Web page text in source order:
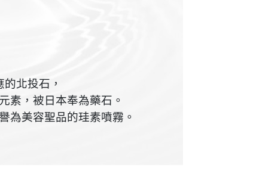
北投石，
素，被日本奉為藥石。
為美容聖品的珪素噴霧。